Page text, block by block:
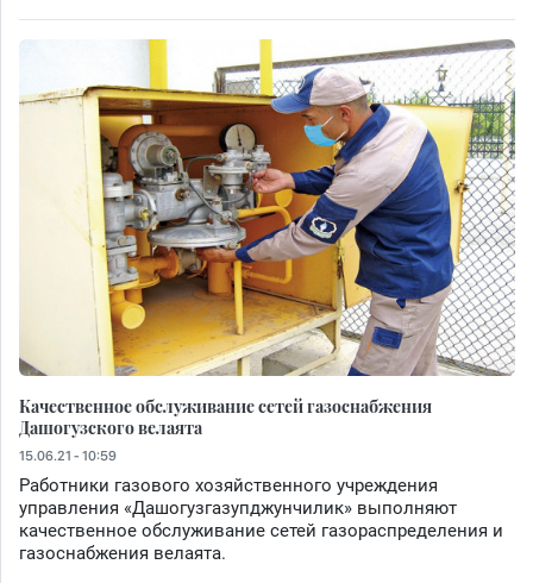
Качественное обслуживание сетей газоснабжения
Дашогузского велаята
15.06.21 - 10:59
Работники газового хозяйственного учреждения
управления «Дашогузгазупджунчилик» выполняют
качественное обслуживание сетей газораспределения и
газоснабжения велаята.